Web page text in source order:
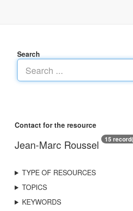
Search
Contact for the resource
Jean-Marc Roussel 15
TYPE OF RESOURCES
TOPICS
KEYWORDS